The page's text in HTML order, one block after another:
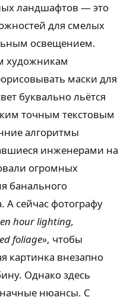
ландшафтов — это
для смелых
освещением.
художникам
маски для
буквально льётся
точным текстовым
алгоритмы
инженерами на
огромных
банального
А сейчас фотографу
hour lighting,
foliage», чтобы
картинка внезапно
Однако здесь
нюансы. С